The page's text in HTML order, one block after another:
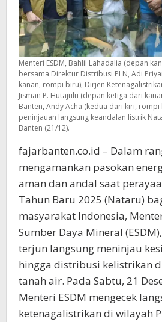
Menteri ESDM, Bahlil Lahadalia (depan
bersama Direktur Distribusi PLN, Adi
kanan, rompi biru), Dirjen
Jisman P. Hutajulu (depan ketiga dari
Banten, Andy Acha (kedua dari kiri, rompi
peninjauan langsung keandalan listrik
Banten (21/12).
fajarbanten.co.id – Dalam
mengamankan pasokan
aman dan andal saat
Tahun Baru 2025 (Nataru)
masyarakat Indonesia,
Sumber Daya Mineral
terjun langsung meninjau
hingga distribusi kelistrikan
tanah air. Pada Sabtu, 21
Menteri ESDM mengecek
ketenagalistrikan di wilayah